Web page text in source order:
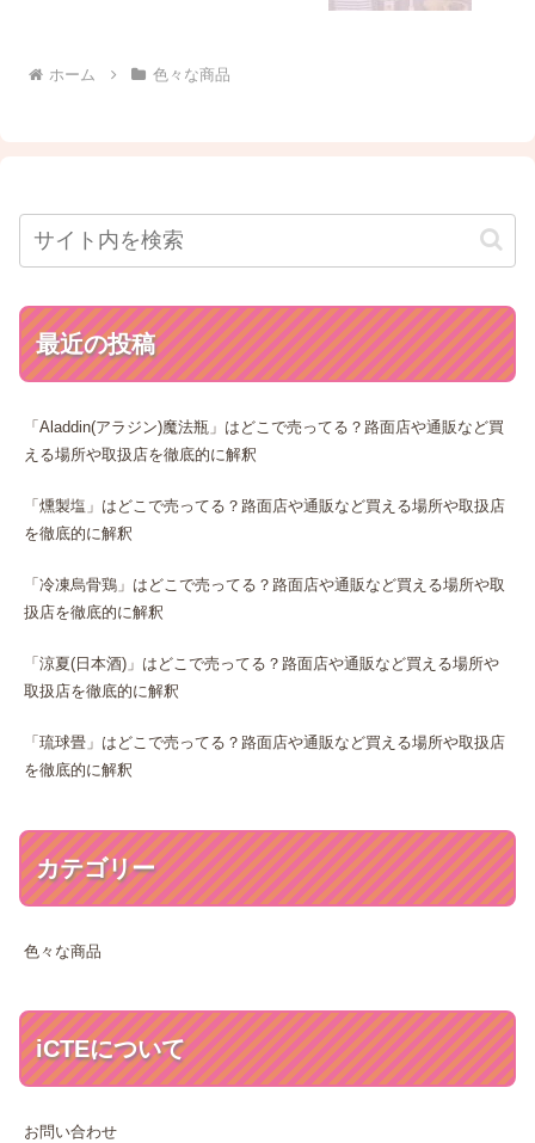
ホーム 色々な商品
最近の投稿
「Aladdin(アラジン)魔法瓶」はどこで売ってる？路面店や通販など買
える場所や取扱店を徹底的に解釈
「燻製塩」はどこで売ってる？路面店や通販など買える場所や取扱店
を徹底的に解釈
「冷凍烏骨鶏」はどこで売ってる？路面店や通販など買える場所や取
扱店を徹底的に解釈
「涼夏(日本酒)」はどこで売ってる？路面店や通販など買える場所や
取扱店を徹底的に解釈
「琉球畳」はどこで売ってる？路面店や通販など買える場所や取扱店
を徹底的に解釈
カテゴリー
色々な商品
iCTEについて
お問い合わせ